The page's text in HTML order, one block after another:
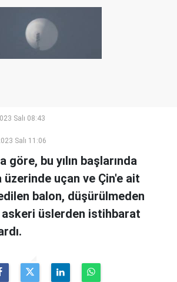
Salı 08:43
Salı 11:06
göre, bu yılın başlarında
üzerinde uçan ve Çin'e ait
balon, düşürülmeden
üslerden istihbarat